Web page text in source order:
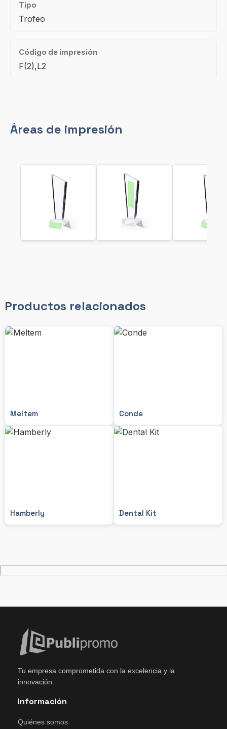
Tipo
Trofeo
Código de impresión
F(2),L2
Áreas de impresión
Productos relacionados
Meltem Conde
Hamberly Dental Kit
Tu empresa comprometida con la excelencia y la
innovación.
Información
Quiénes somos